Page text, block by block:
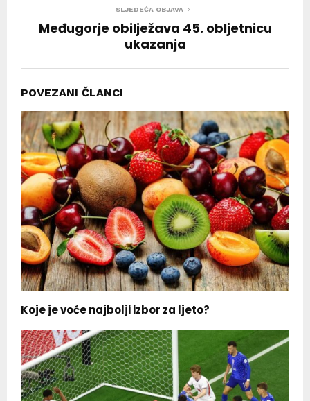
SLJEDEĆA OBJAVA
Međugorje obilježava 45. obljetnicu
ukazanja
POVEZANI ČLANCI
Koje je voće najbolji izbor za ljeto?